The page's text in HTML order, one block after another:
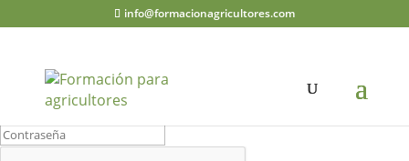
info@formacionagricultores.com
¡Hola, bienvenido de nuevo!